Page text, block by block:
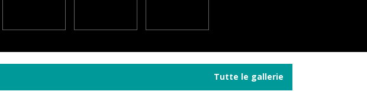
Tutte le gallerie